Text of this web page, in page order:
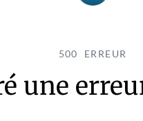
500 ERREUR
une